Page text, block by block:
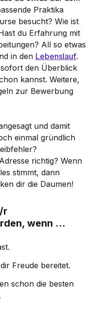
Praktika
besucht? Wie ist
du Erfahrung mit
All so etwas
in den Lebenslauf.
den Überblick
kannst. Weitere,
zur Bewerbung
und damit
einmal gründlich
richtig? Wenn
stimmt, dann
dir die Daumen!
r
wenn …
Freude bereitet.
schon die besten